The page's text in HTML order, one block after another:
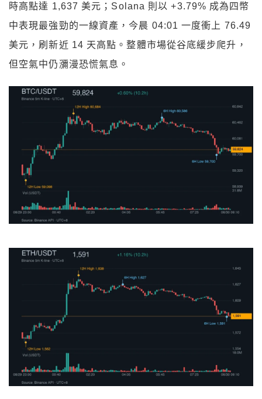
時高點達 1,637 美元；Solana 則以 +3.79% 成為四幣
中表現最強勁的一線資產，今晨 04:01 一度衝上 76.49
美元，刷新近 14 天高點。整體市場從谷底緩步爬升，
但空氣中仍瀰漫恐慌氣息。